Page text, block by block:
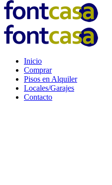
Inicio
Comprar
Pisos en Alquiler
Locales/Garajes
Contacto